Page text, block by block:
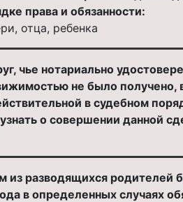
права и обязанности:
отца, ребенка
чье нотариально
не было получено,
в судебном
о совершении данной
из разводящихся родителей
в определенных случаях